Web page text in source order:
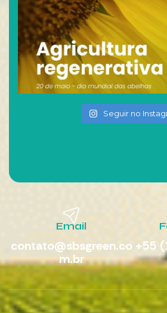
Seguir no
Email
contato@sbsgreen.co
m.br
+55